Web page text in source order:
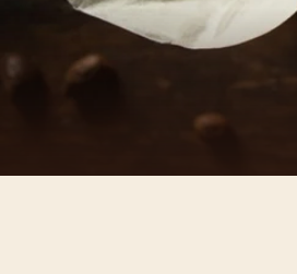
環保、成本、清潔難度綜合比較
參考資料